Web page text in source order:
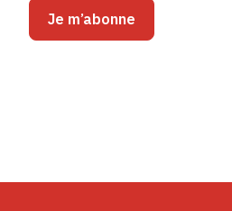
Je m’abonne